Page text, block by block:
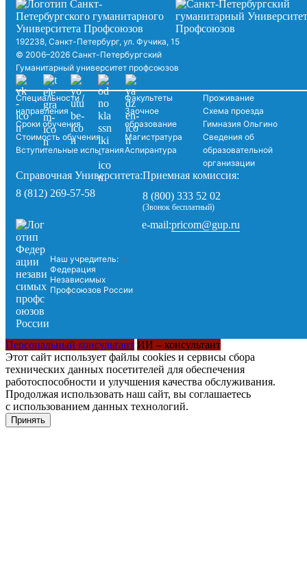
192238, Санкт-Петербург, ул. Фучика, 15
© 2006–2026 Санкт-Петербургский
Гуманитарный университет профсоюзов
Специальности /
направления
Сроки обучения
Стоимость обучения
Вступительные испытания
Факультеты
Заочное
образование
Магистратура
Аспирантура
Проживание
Схема проезда
Гимназия Ольгино
Сведения об
образовательной
организации
Справочная Университета:
8 (812) 269-57-58
Приемная комиссия:
8 (800) 333 52 02
(Звонок бесплатный)
Наш учредитель:
Федерация
Независимых
Профсоюзов России
e-mail:pricom@gup.ru
Персональный консультант ИИ – консультант
Этот сайт использует файлы cookies и сервисы сбора
технических данных посетителей для обеспечения
работоспособности и улучшения качества обслуживания.
Продолжая использовать наш сайт, вы соглашаетесь
с использованием данных технологий.
Принять